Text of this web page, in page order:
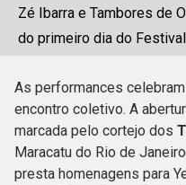
Zé Ibarra e Tambores de
do primeiro dia do
As performances
encontro coletivo. A
marcada pelo cortejo dos
Maracatu do Rio de
presta homenagens para